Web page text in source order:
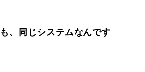
、同じシステムなんです